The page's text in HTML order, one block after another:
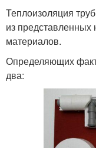
Теплоизоляция
из
материалов.
Определяющих
два: